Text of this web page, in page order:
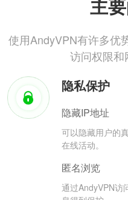
主
使用AndyVPN有许多优
访问权限
隐私保护
隐藏IP地址
可以隐藏用户的
在线活动。
匿名浏览
通过AndyVPN访